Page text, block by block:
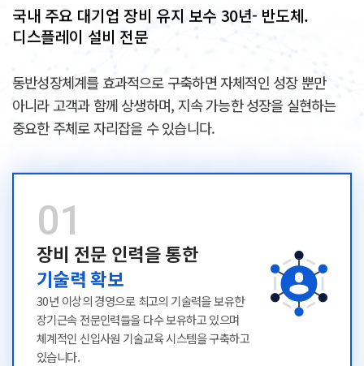
국내 주요 대기업 장비 유지 보수 30년- 반도체.
디스플레이 설비 전문
동반성장체계를 효과적으로 구축하면 자체적인 성장 뿐만
아니라 고객과 함께 상생하며, 지속 가능한 성장을 실현하는
중요한 주체로 자리잡을 수 있습니다.
장비 전문 인력을 통한
기술력 확보
30년 이상의 경영으로 최고의 기술력을 보유한
장기근속 전문인력들을다수 보유하고 있으며
체계적인 신입사원 기술교육 시스템을 구축하고
있습니다.